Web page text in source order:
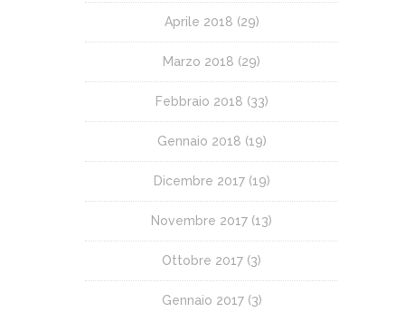
Aprile 2018 (29)
Marzo 2018 (29)
Febbraio 2018 (33)
Gennaio 2018 (19)
Dicembre 2017(19)
Novembre 2017 (13)
Ottobre 2017 (3)
Gennaio 2017(3)